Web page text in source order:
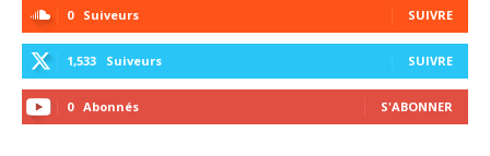
0 Suiveurs SUIVRE
1,533 Suiveurs SUIVRE
0 Abonnés S'ABONNER